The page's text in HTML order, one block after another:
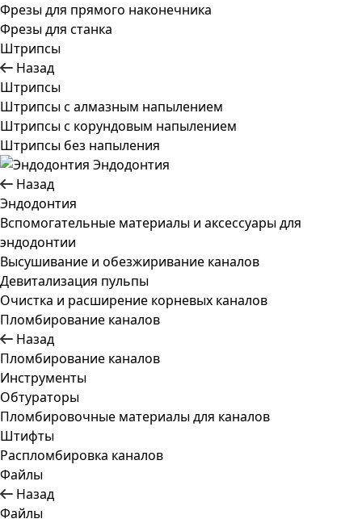
Фрезы для прямого наконечника
Фрезы для станка
Штрипсы
Назад
Штрипсы
Штрипсы c алмазным напылением
Штрипсы c корундовым напылением
Штрипсы без напыления
Эндодонтия
Назад
Эндодонтия
Вспомогательные материалы и аксессуары для
эндодонтии
Высушивание и обезжиривание каналов
Девитализация пульпы
Очистка и расширение корневых каналов
Пломбирование каналов
Назад
Пломбирование каналов
Инструменты
Обтураторы
Пломбировочные материалы для каналов
Штифты
Распломбировка каналов
Файлы
Назад
Файлы